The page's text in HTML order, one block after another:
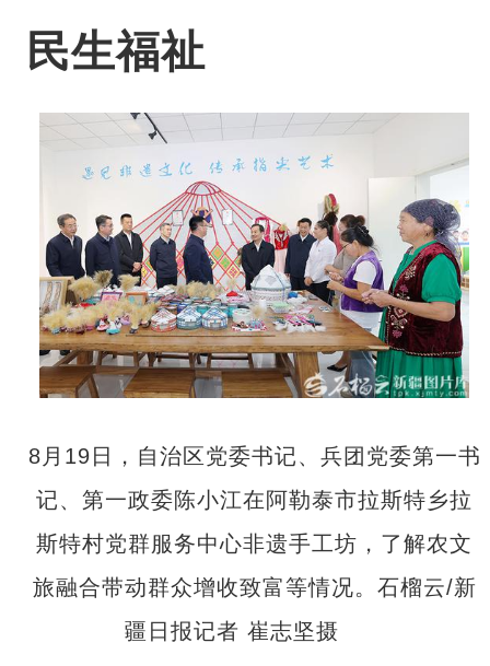
民生福祉
8月19日，自治区党委书记、兵团党委第一书
记、第一政委陈小江在阿勒泰市拉斯特乡拉
斯特村党群服务中心非遗手工坊，了解农文
旅融合带动群众增收致富等情况。石榴云/新
疆日报记者 崔志坚摄